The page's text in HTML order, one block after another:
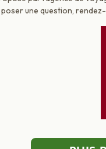
une question,